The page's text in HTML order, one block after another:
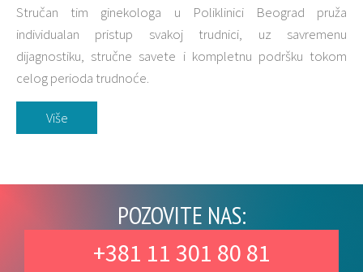
Stručan tim ginekologa u Poliklinici Beograd pruža
individualan pristup svakoj trudnici, uz savremenu
dijagnostiku, stručne savete i kompletnu podršku tokom
celog perioda trudnoće.
Više
POZOVITE NAS:
+381 11 301 80 81